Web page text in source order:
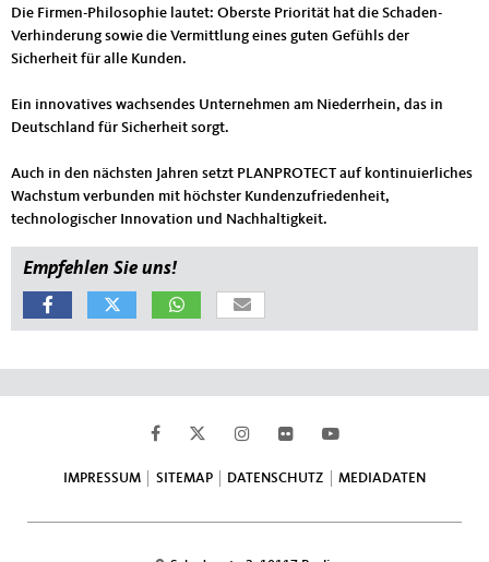
Die Firmen-Philosophie lautet: Oberste Priorität hat die Schaden-
Verhinderung sowie die Vermittlung eines guten Gefühls der
Sicherheit für alle Kunden.
Ein innovatives wachsendes Unternehmen am Niederrhein, das in
Deutschland für Sicherheit sorgt.
Auch in den nächsten Jahren setzt PLANPROTECT auf kontinuierliches
Wachstum verbunden mit höchster Kundenzufriedenheit,
technologischer Innovation und Nachhaltigkeit.
Empfehlen Sie uns!
IMPRESSUM SITEMAP DATENSCHUTZ MEDIADATEN